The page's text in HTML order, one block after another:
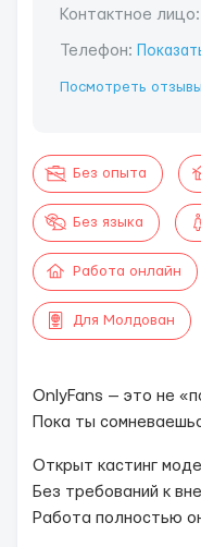
Контактное лицо:
Телефон:
Посмотреть
Без опыта
Без языка
Работа онлайн
Для Молдован
OnlyFans — это не
Пока ты
Открыт кастинг
Без требований к
Работа полностью